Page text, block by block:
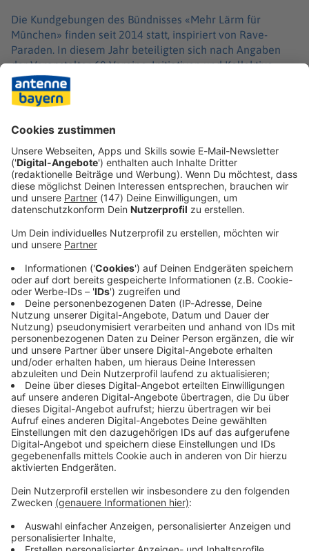
Die Kundgebungen des Bündnisses «Mehr Lärm für
München» finden seit 2014 statt, inspiriert von Rave-
Paraden. In diesem Jahr beteiligten sich nach Angaben
der Veranstalter 60 Vereine, Initiativen und Kollektive.
Abgesehen vom Protest gegen horrende Mieten und
Gentrifizierung in der Landeshauptstadt fordert das
Bündnis mehr Freiraum für Feiern, Musiker und laute
Veranstaltungen.
Immer auf dem Laufenden
bleiben!
Verpass' nichts mehr - mit unserem kostenlosen
ANTENNE BAYERN Newsletter. Ob Nachrichten,
Lifestyle oder unsere neuesten Aktionen - wir
informieren dich.
Zum Newsletter anmelden